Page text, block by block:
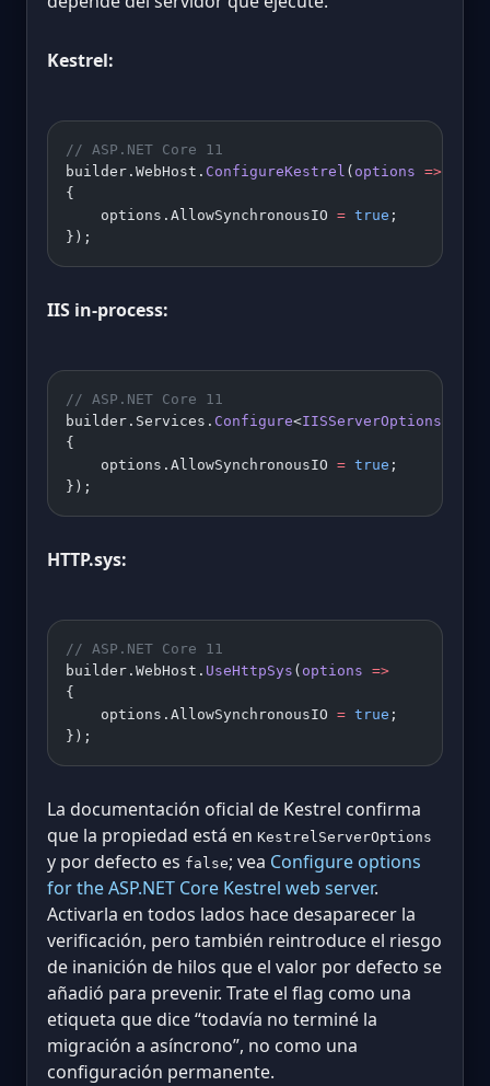
Kestrel:
// ASP.NET Core 11
builder.WebHost. ConfigureKestrel ( options =>
{
    options.AllowSynchronousIO
= true ;
});
IIS in-process:
// ASP.NET Core 11
builder.Services. Configure<IISServerOptions
{
    options.AllowSynchronousIO
= true ;
});
HTTP.sys:
// ASP.NET Core 11
builder.WebHost. UseHttpSys ( options =>
{
    options.AllowSynchronousIO
= true ;
});
La documentación oficial de Kestrel confirma
que la propiedad está en KestrelServerOptions
y por defecto es false; vea Configure options
for the ASP.NET Core Kestrel web server.
Activarla en todos lados hace desaparecer la
verificación, pero también reintroduce el riesgo
de inanición de hilos que el valor por defecto se
añadió para prevenir. Trate el flag como una
etiqueta que dice “todavía no terminé la
migración a asíncrono”, no como una
configuración permanente.